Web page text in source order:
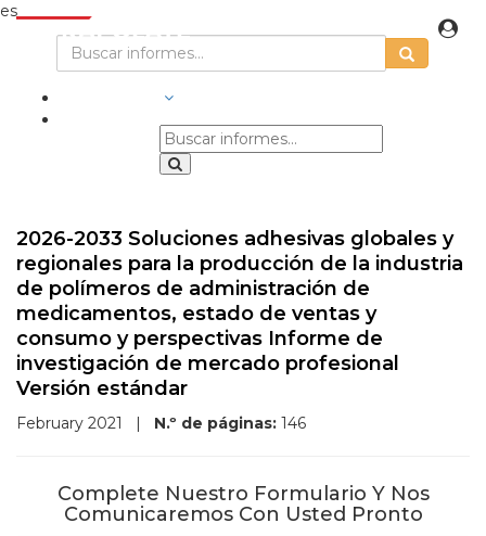
es
2026-2033 Soluciones adhesivas globales y
regionales para la producción de la industria
de polímeros de administración de
medicamentos, estado de ventas y
consumo y perspectivas Informe de
investigación de mercado profesional
Versión estándar
February 2021 | N.º de páginas: 146
Complete Nuestro Formulario Y Nos
Comunicaremos Con Usted Pronto